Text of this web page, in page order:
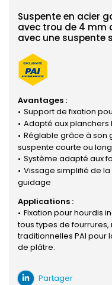
Suspente en acier
avec trou de 4 mm
avec une suspente
Avantages :
Support de fixation
Adapté aux planchers
Réglable grâce à son
suspente courte ou
Système adapté aux
Vissage simplifié de la
guidage
Applications :
Fixation pour hourdis
tous types de
traditionnelles PAI pour
de plâtre.
Partager